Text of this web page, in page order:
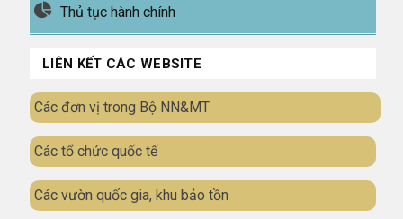
Thủ tục hành chính
LIÊN KẾT CÁC WEBSITE
Các đơn vị trong Bộ NN&MT
Các tổ chức quốc tế
Các vườn quốc gia, khu bảo tồn